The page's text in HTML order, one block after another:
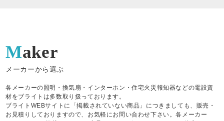
Maker
メーカーから選ぶ
各メーカーの照明・換気扇・インターホン・住宅火災報知器などの電設資
材をブライトは多数取り扱っております。
ブライトWEBサイトに「掲載されていない商品」につきましても、販売・
お見積りしておりますので、お気軽にお問い合わせ下さい。各メーカー